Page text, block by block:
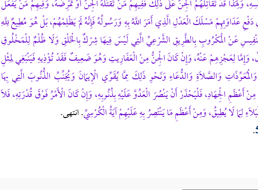
وَلِهَذَا قَدْ تُقَاتِلُهُمْ الْجِنُّ عَلَى ذَلِكَ فَفِيهِمْ مَنْ تَقْتُلُهُ الْجِنُّ أَوْ تُمْرِضُهُ، وَفِيهِمْ مَنْ يَفْعَلُ
عَدَاوَتِهِمْ مَسْلَكَ الْعَدْلِ الَّذِي أَمَرَ اللَّهُ بِهِ وَرَسُولُهُ فَإِنَّهُ لَمْ يَظْلِمْهُمْ، بَلْ هُوَ مُطِيعٌ لِلَّهِ
عَنْ الْمَكْرُوبِ بِالطَّرِيقِ الشَّرْعِيِّ الَّتِي لَيْسَ فِيهَا شِرْكٌ بِالْخَلْقِ وَلَا ظُلْمٌ لِلْمَخْلُوقِ
وَإِمَّا لِعَجْزِهِمْ عَنْهُ، وَإِنْ كَانَ الْجِنُّ مِنْ الْعَفَارِيتِ وَهُوَ ضَعِيفٌ فَقَدْ تُؤْذِيهِ فَيَنْبَغِي لِمِثْلِ
وَالصَّلَاةِ وَالدُّعَاءِ وَنَحْوِ ذَلِكَ مِمَّا يُقَوِّي الْإِيمَانَ وَيُجَنِّبُ الذُّنُوبَ الَّتِي بِهَا
أَعْظَمِ الْجِهَادِ، فَلْيَحْذَرْ أَنْ يَنْصُرَ الْعَدُوَّ عَلَيْهِ بِذُنُوبِهِ، وَإِنْ كَانَ الْأَمْرُ فَوْقَ قُدْرَتِهِ، فَلَا
لِمَا لَا يُطِيقُ، وَمِنْ أَعْظَمِ مَا يَنْتَصِرُ بِهِ عَلَيْهِمْ آيَةُ الْكُرْسِيِّ. انتهى.
.